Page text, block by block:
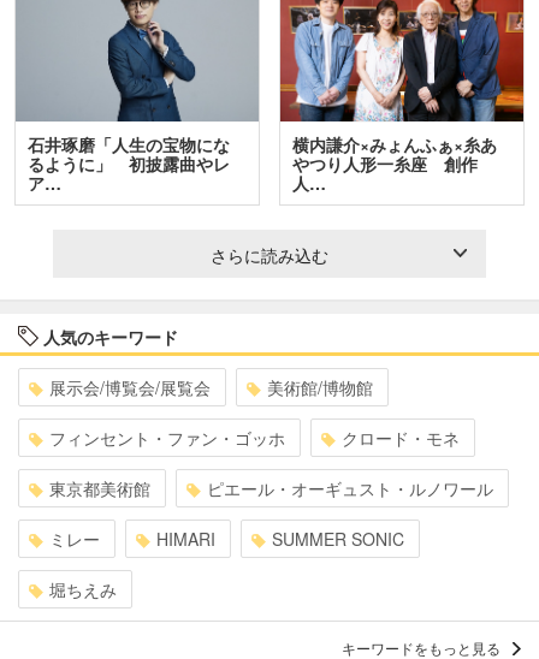
石井琢磨「人生の宝物にな
るように」 初披露曲やレ
ア…
横内謙介×みょんふぁ×糸あ
やつり人形一糸座 創作
人…
さらに読み込む
人気のキーワード
展示会/博覧会/展覧会 美術館/博物館
フィンセント・ファン・ゴッホ クロード・モネ
東京都美術館 ピエール・オーギュスト・ルノワール
ミレー HIMARI SUMMER SONIC
堀ちえみ
キーワードをもっと見る